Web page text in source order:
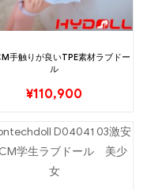
手触りが良いTPE素材ラブドー
ル
¥110,900